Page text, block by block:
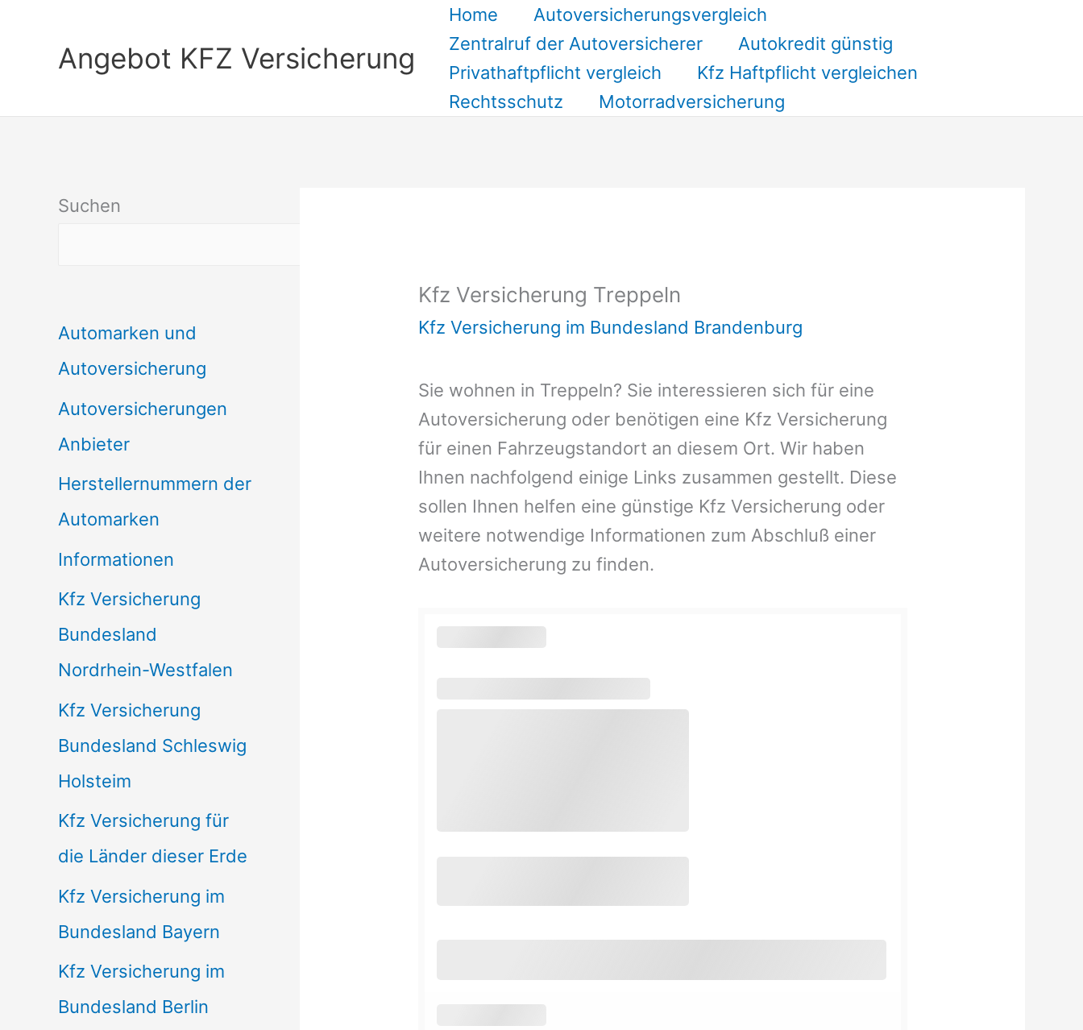
springenAngebot KFZ Versicherung
Home
Autoversicherungsvergleich
Zentralruf der Autoversicherer
Autokredit günstig
Privathaftpflicht vergleich
Kfz Haftpflicht vergleichen
Rechtsschutz
Motorradversicherung
Suchen
Automarken und
Autoversicherung
Autoversicherungen
Anbieter
Herstellernummern der
Automarken
Informationen
Kfz Versicherung
Bundesland
Nordrhein-Westfalen
Kfz Versicherung
Bundesland Schleswig
Holsteim
Kfz Versicherung für
die Länder dieser Erde
Kfz Versicherung im
Bundesland Bayern
Kfz Versicherung im
Bundesland Berlin
Kfz Versicherung Treppeln
Kfz Versicherung im Bundesland Brandenburg
Sie wohnen in Treppeln? Sie interessieren sich für eine
Autoversicherung oder benötigen eine Kfz Versicherung
für einen Fahrzeugstandort an diesem Ort. Wir haben
Ihnen nachfolgend einige Links zusammen gestellt. Diese
sollen Ihnen helfen eine günstige Kfz Versicherung oder
weitere notwendige Informationen zum Abschluß einer
Autoversicherung zu finden.